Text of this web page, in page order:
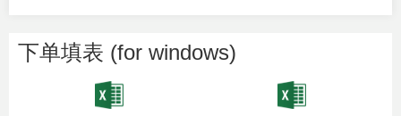
下单填表 (for windows)